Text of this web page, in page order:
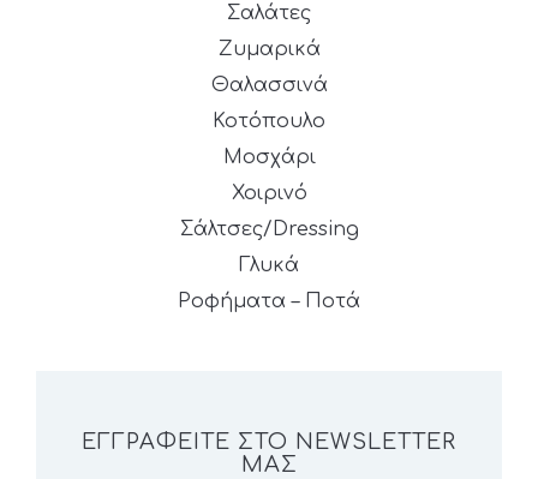
Σαλάτες
Ζυμαρικά
Θαλασσινά
Κοτόπουλο
Μοσχάρι
Χοιρινό
Σάλτσες/Dressing
Γλυκά
Ροφήματα – Ποτά
ΕΓΓΡΑΦΕΊΤΕ ΣΤΟ NEWSLETTER
ΜΑΣ